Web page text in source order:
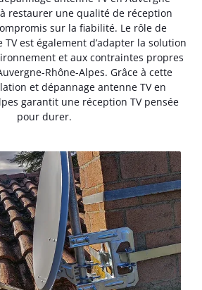
restaurer une qualité de réception
sur la fiabilité. Le rôle de
TV est également d’adapter la solution
et aux contraintes propres
Rhône-Alpes. Grâce à cette
et dépannage antenne TV en
garantit une réception TV pensée
pour durer.